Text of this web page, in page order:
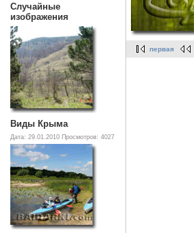
Случайные
изображения
Виды Крыма
Дата: 29.01.2010 Просмотров: 4027
первая